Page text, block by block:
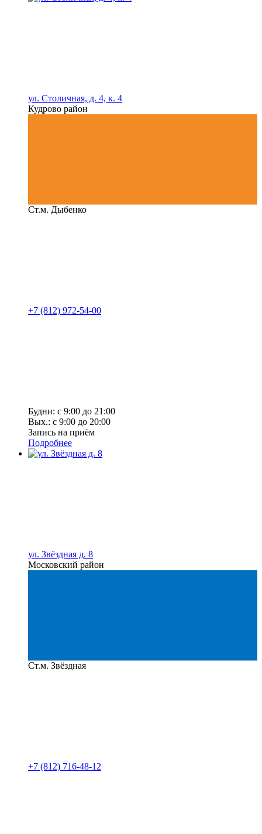
ул. Столичная, д. 4, к. 4
Кудрово район
Ст.м. Дыбенко
+7 (812) 972-54-00
Будни: с 9:00 до 21:00
Вых.: с 9:00 до 20:00
Запись на приём
Подробнее
ул. Звёздная д. 8
Московский район
Ст.м. Звёздная
+7 (812) 716-48-12